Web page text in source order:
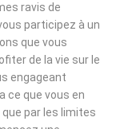
ravis de
participez à un
que vous
de la vie sur le
engageant
ce que vous en
par les limites